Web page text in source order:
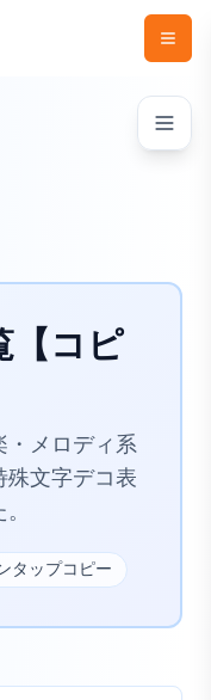
【コピ
・メロディ系
殊文字デコ表
タップコピー